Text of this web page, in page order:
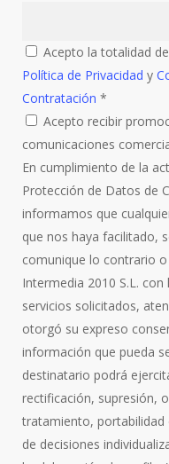
Acepto la totalidad
Política de Privacidad y
Contratación *
Acepto recibir
comunicaciones
En cumplimiento de la
Protección de Datos de
informamos que
que nos haya facilitado,
comunique lo contrario
Intermedia 2010 S.L.
servicios solicitados,
otorgó su expreso
información que pueda
destinatario podrá
rectificación, supresión,
tratamiento,
de decisiones